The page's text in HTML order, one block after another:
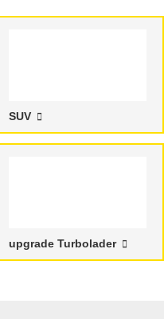
SUV
upgrade Turbolader